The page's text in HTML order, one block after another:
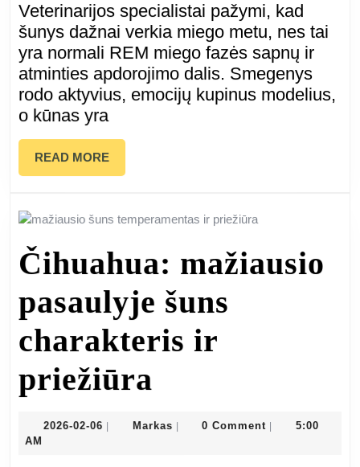
Veterinarijos specialistai pažymi, kad
šunys dažnai verkia miego metu, nes tai
yra normali REM miego fazės sapnų ir
atminties apdorojimo dalis. Smegenys
rodo aktyvius, emocijų kupinus modelius,
o kūnas yra
READ MOREREAD
MORE
Čihuahua: mažiausio
pasaulyje šuns
charakteris ir
priežiūra
mažiausio
2026-02-06 2026-
MarkasMarkas0 Comment
5:00
AM